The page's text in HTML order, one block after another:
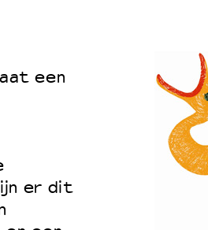
een
er dit